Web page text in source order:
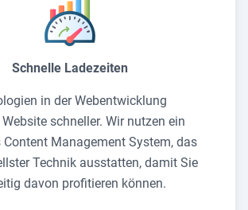
Schnelle Ladezeiten
in der Webentwicklung
schneller. Wir nutzen ein
Content Management System, das
Technik ausstatten, damit Sie
davon profitieren können.